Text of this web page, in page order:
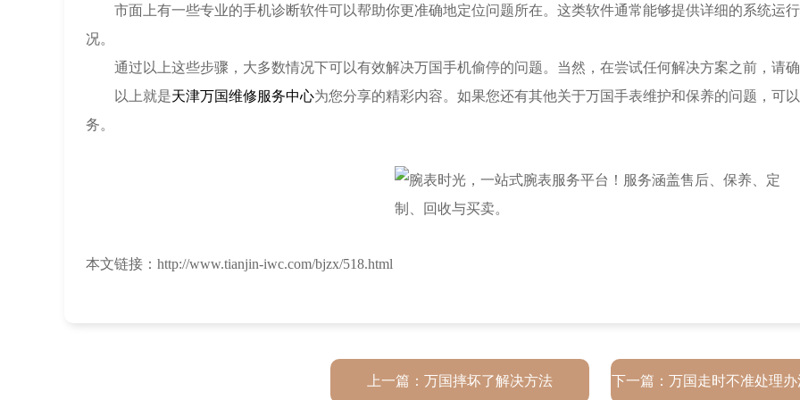
市面上有一些专业的手机诊断软件可以帮助你更准确地定位问题所在。这类软件通常能够提供详细的系统运
况。
通过以上这些步骤，大多数情况下可以有效解决万国手机偷停的问题。当然，在尝试任何解决方案之前，请
以上就是天津万国维修服务中心为您分享的精彩内容。如果您还有其他关于万国手表维护和保养的问题，可
务。
本文链接：http://www.tianjin-iwc.com/bjzx/518.html
上一篇： 万国摔坏了解决方法 下一篇：万国走时不准处理